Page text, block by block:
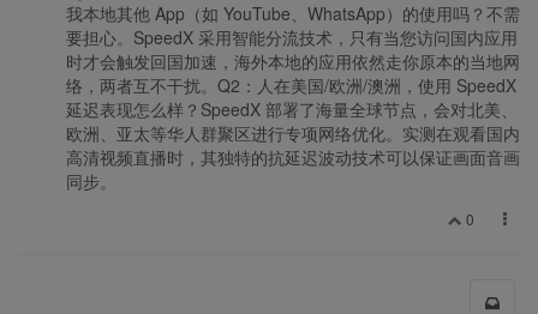
我本地其他 App（如 YouTube、WhatsApp）的使用吗？不需
要担心。SpeedX 采用智能分流技术，只有当您访问国内应用
时才会触发回国加速，海外本地的应用依然走你原本的当地网
络，两者互不干扰。Q2：人在美国/欧洲/澳洲，使用 SpeedX
延迟表现怎么样？SpeedX 部署了海量全球节点，会对北美、
欧洲、亚太等华人群聚区进行专项网络优化。实测在观看国内
高清视频直播时，其独特的抗延迟波动技术可以保证画面音画
同步。
0